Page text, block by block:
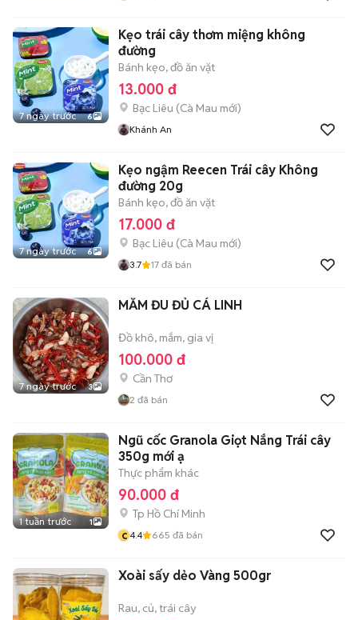
7 ngày trước 6
Kẹo trái cây thơm miệng không
đường
Bánh kẹo, đồ ăn vặt
13.000 đ
Bạc Liêu (Cà Mau mới)
Khánh An
7 ngày trước 6
Kẹo ngậm Reecen Trái cây Không
đường 20g
Bánh kẹo, đồ ăn vặt
17.000 đ
Bạc Liêu (Cà Mau mới)
3.7 17 đã bán
7 ngày trước 3
MẮM ĐU ĐỦ CÁ LINH
Đồ khô, mắm, gia vị
100.000 đ
Cần Thơ
2 đã bán
1 tuần trước 1
Ngũ cốc Granola Giọt Nắng Trái cây
350g mới ạ
Thực phẩm khác
90.000 đ
Tp Hồ Chí Minh
c 4.4 665 đã bán
Xoài sấy dẻo Vàng 500gr
Rau, củ, trái cây